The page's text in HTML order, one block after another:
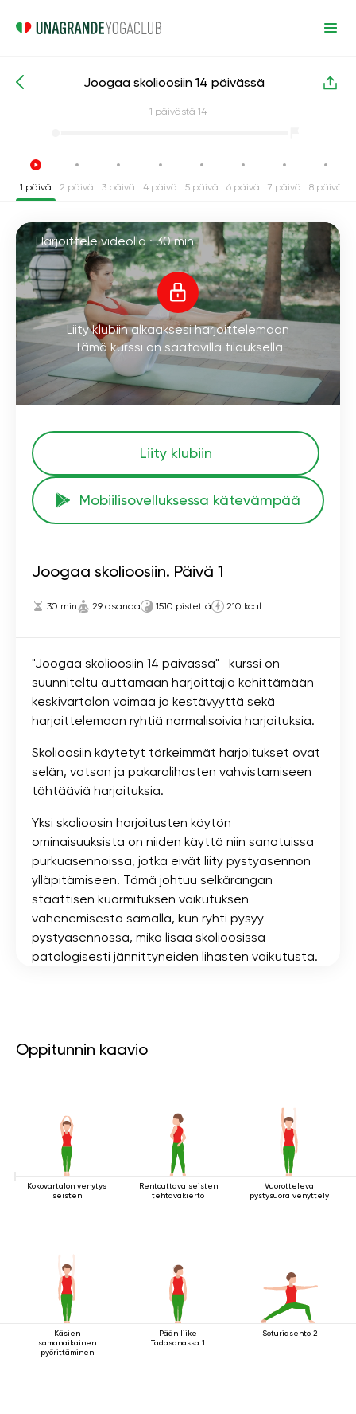
Intensiiviset joogakurssit Takaisin
Joogaa skolioosiin 14 päivässä
1 päivästä 14
1 päivä 2 päivä 3 päivä 4 päivä 5 päivä 6 päivä 7 päivä 8 päivä
Harjoittele videolla ·30 min
Liity klubiin alkaaksesi harjoittelemaan
Tämä kurssi on saatavilla tilauksella
Liity klubiin
Mobiilisovelluksessa kätevämpää
Joogaa skolioosiin. Päivä 1
30 min 29 asanaa 1510 pistettä 210 kcal
"Joogaa skolioosiin 14 päivässä" -kurssi on
suunniteltu auttamaan harjoittajia kehittämään
keskivartalon voimaa ja kestävyyttä sekä
harjoittelemaan ryhtiä normalisoivia harjoituksia.
Skolioosiin käytetyt tärkeimmät harjoitukset ovat
selän, vatsan ja pakaralihasten vahvistamiseen
tähtääviä harjoituksia.
Yksi skolioosin harjoitusten käytön
ominaisuuksista on niiden käyttö niin sanotuissa
purkuasennoissa, jotka eivät liity pystyasennon
ylläpitämiseen. Tämä johtuu selkärangan
staattisen kuormituksen vaikutuksen
vähenemisestä samalla, kun ryhti pysyy
pystyasennossa, mikä lisää skolioosissa
patologisesti jännittyneiden lihasten vaikutusta.
Oppitunnin kaavio
Kokovartalon venytys
seisten
Rentouttava seisten
tehtäväkierto
Vuorotteleva
pystysuora venyttely
Käsien
samanaikainen
pyörittäminen
Pään liike
Tadasanassa 1
Soturiasento 2